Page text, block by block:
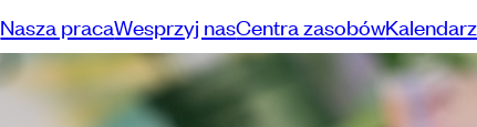
Nasza pracaWesprzyj nasCentra zasobów